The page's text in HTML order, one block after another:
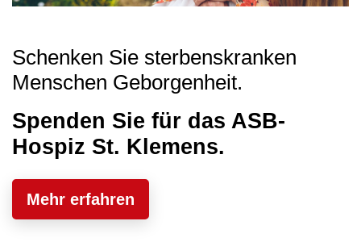
Schenken Sie sterbenskranken
Menschen Geborgenheit.
Spenden Sie für das ASB-
Hospiz St. Klemens.
Mehr erfahren